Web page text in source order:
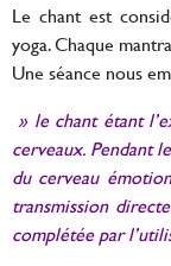
Le chant est
yoga. Chaque
Une séance nous
» le chant étant
cerveaux. Pendant
du cerveau
transmission
complétée par